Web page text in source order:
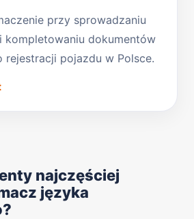
przy sprowadzaniu
kompletowaniu dokumentów
rejestracji pojazdu w Polsce.
najczęściej
języka